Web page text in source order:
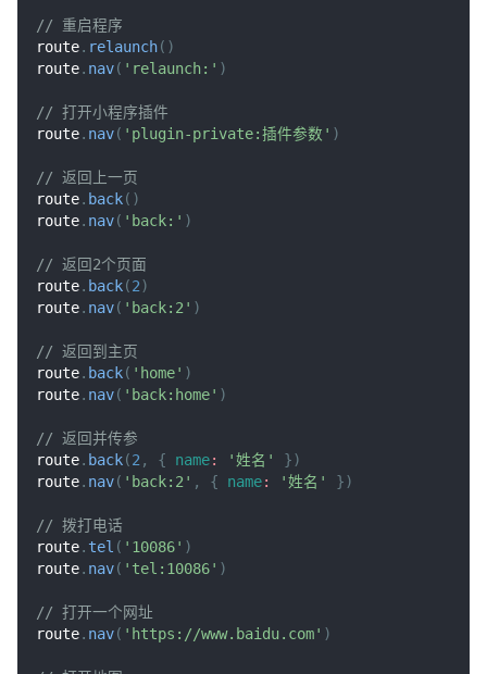
// 重启程序
route. relaunch( )
route. nav( 'relaunch:' )
// 打开小程序插件
route. nav( 'plugin-private:插件参数' )
// 返回上一页
route. back( )
route. nav( 'back:' )
// 返回2个页面
route. back(2)
route. nav( 'back:2' )
// 返回到主页
route. back( 'home' )
route. nav( 'back:home' )
// 返回并传参
route. back(2 , { name: '姓名' })
route. nav( 'back:2' , { name: '姓名' })
// 拨打电话
route. tel ( '10086' )
route. nav( 'tel:10086' )
// 打开一个网址
route. nav( 'https://www.baidu.com' )